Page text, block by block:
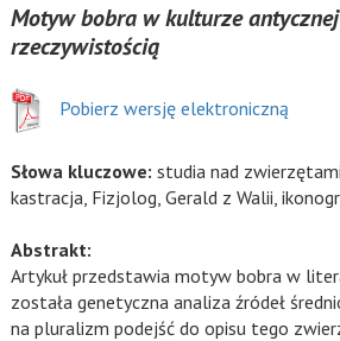
Motyw bobra w kulturze
rzeczywistością
Pobierz wersję elektroniczną
Słowa kluczowe: studia nad
kastracja, Fizjolog, Gerald z Walii,
Abstrakt:
Artykuł przedstawia motyw bobra w
została genetyczna analiza źródeł
na pluralizm podejść do opisu tego